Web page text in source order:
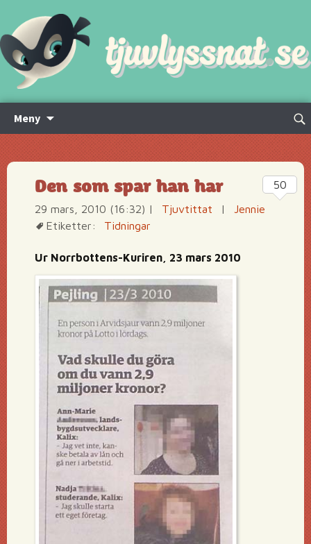
Meny
innehåll
Sök
Den som spar han har
29 mars, 2010 (16:32) | Tjuvtittat |
Jennie
Etiketter:
Tidningar
Ur Norrbottens-Kuriren, 23 mars 2010
50